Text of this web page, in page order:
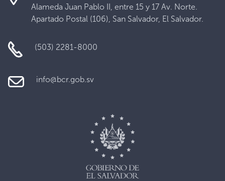
Alameda Juan Pablo II, entre 15 y 17 Av. Norte.
Apartado Postal (106), San Salvador, El Salvador.
(503) 2281-8000
info@bcr.gob.sv